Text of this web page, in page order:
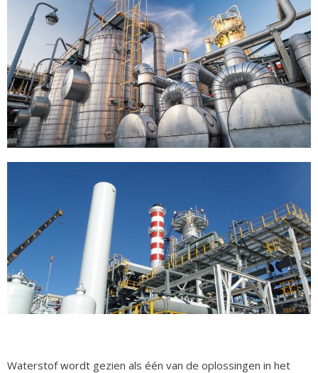
Waterstof wordt gezien als één van de oplossingen in het